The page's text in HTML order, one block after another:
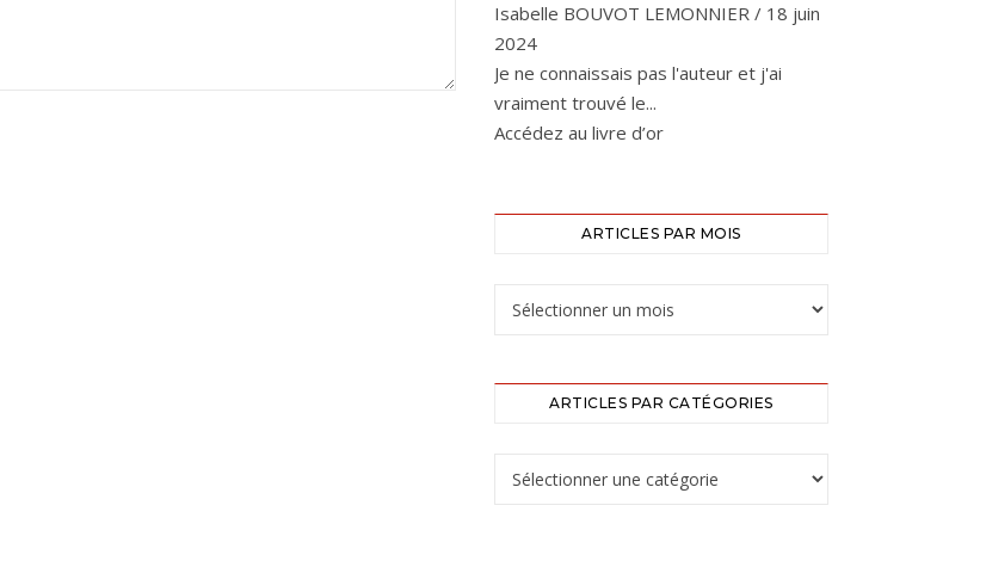
Isabelle BOUVOT LEMONNIER / 18 juin
2024
Je ne connaissais pas l'auteur et j'ai
vraiment trouvé le...
Accédez au livre d’or
ARTICLES PAR MOIS
ARTICLES PAR CATÉGORIES